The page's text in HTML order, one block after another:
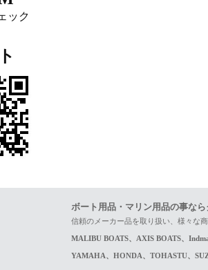
ボート用品・マリン用品の事な
信頼のメーカー品を取り扱い、様々な
MALIBU BOATS、AXIS BOATS、
YAMAHA、HONDA、TOHASTU、